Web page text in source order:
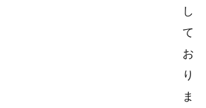
し
て
お
り
ま